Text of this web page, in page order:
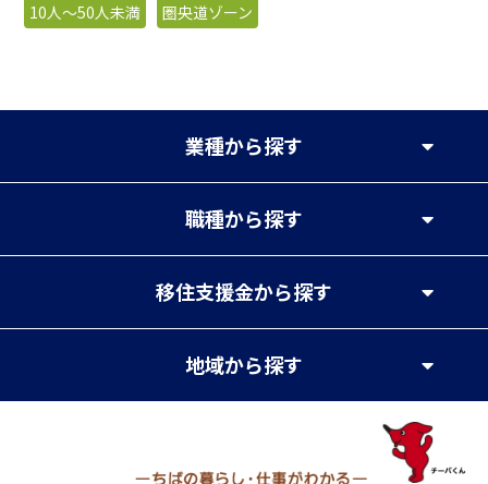
10人〜50人未満
圏央道ゾーン
業種から探す
職種から探す
移住支援金から探す
地域から探す